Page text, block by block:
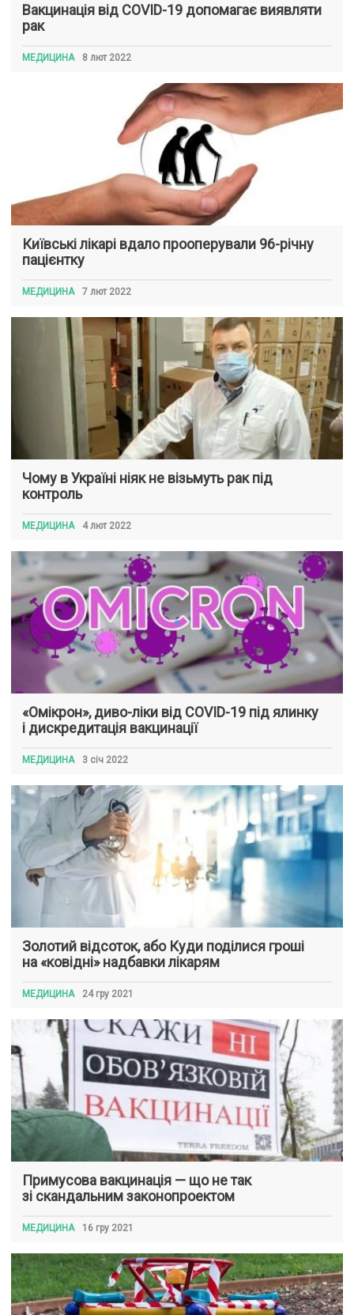
Вакцинація від COVID-19 допомагає виявляти
рак
МЕДИЦИНА 8 лют 2022
Київські лікарі вдало прооперували 96-річну
пацієнтку
МЕДИЦИНА 7 лют 2022
Чому в Україні ніяк не візьмуть рак під
контроль
МЕДИЦИНА 4 лют 2022
«Омікрон», диво-ліки від COVID-19 під ялинку
і дискредитація вакцинації
МЕДИЦИНА 3 січ 2022
Золотий відсоток, або Куди поділися гроші
на «ковідні» надбавки лікарям
МЕДИЦИНА 24 гру 2021
Примусова вакцинація — що не так
зі скандальним законопроектом
МЕДИЦИНА 16 гру 2021